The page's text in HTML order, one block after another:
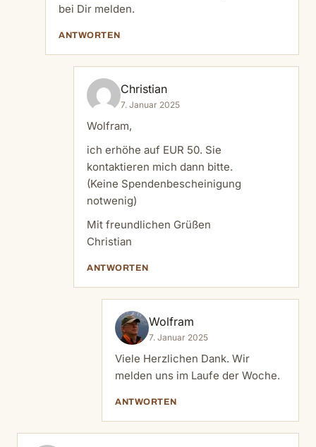
bei Dir melden.
ANTWORTEN
Christian
7. Januar 2025
Wolfram,
ich erhöhe auf EUR 50. Sie
kontaktieren mich dann bitte.
(Keine Spendenbescheinigung
notwenig)
Mit freundlichen Grüßen
Christian
ANTWORTEN
Wolfram
7. Januar 2025
Viele Herzlichen Dank. Wir
melden uns im Laufe der Woche.
ANTWORTEN